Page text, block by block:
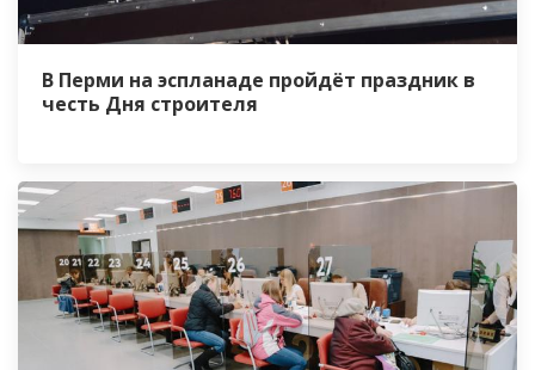
В Перми на эспланаде пройдёт праздник в
честь Дня строителя